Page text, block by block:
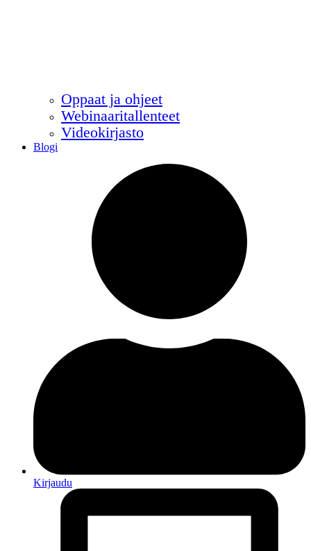
Oppaat ja ohjeet
Webinaaritallenteet
Videokirjasto
Blogi
Kirjaudu